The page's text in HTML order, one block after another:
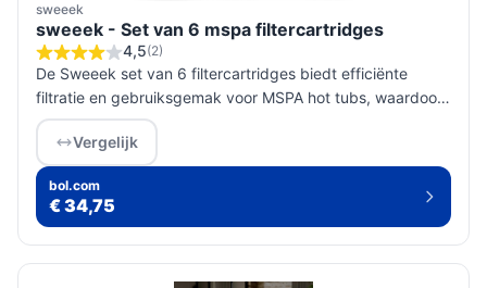
sweeek
sweeek - Set van 6 mspa filtercartridges
4,5(2)
De Sweeek set van 6 filtercartridges biedt efficiënte
filtratie en gebruiksgemak voor MSPA hot tubs, waardoor
je altijd kunt genieten van schoon en veilig spa-water.
Vergelijk
bol.com
€ 34,75